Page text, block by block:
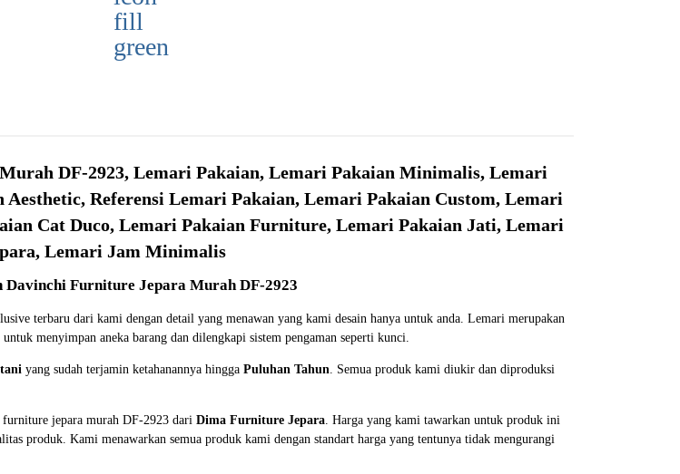
DF-2923, Lemari Pakaian, Lemari Pakaian Minimalis, Lemari
Referensi Lemari Pakaian, Lemari Pakaian Custom, Lemari
Cat Duco, Lemari Pakaian Furniture, Lemari Pakaian Jati, Lemari
Lemari Jam Minimalis
Davinchi Furniture Jepara Murah DF-2923
terbaru dari kami dengan detail yang menawan yang kami desain hanya untuk anda. Lemari merupakan
menyimpan aneka barang dan dilengkapi sistem pengaman seperti kunci.
yang sudah terjamin ketahanannya hingga Puluhan Tahun. Semua produk kami diukir dan diproduksi
furniture jepara murah DF-2923 dari Dima Furniture Jepara. Harga yang kami tawarkan untuk produk ini
produk. Kami menawarkan semua produk kami dengan standart harga yang tentunya tidak mengurangi